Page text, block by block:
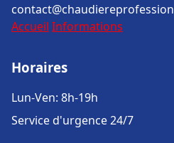
Accueil Informations
Horaires
Lun-Ven: 8h-19h
Service d'urgence 24/7